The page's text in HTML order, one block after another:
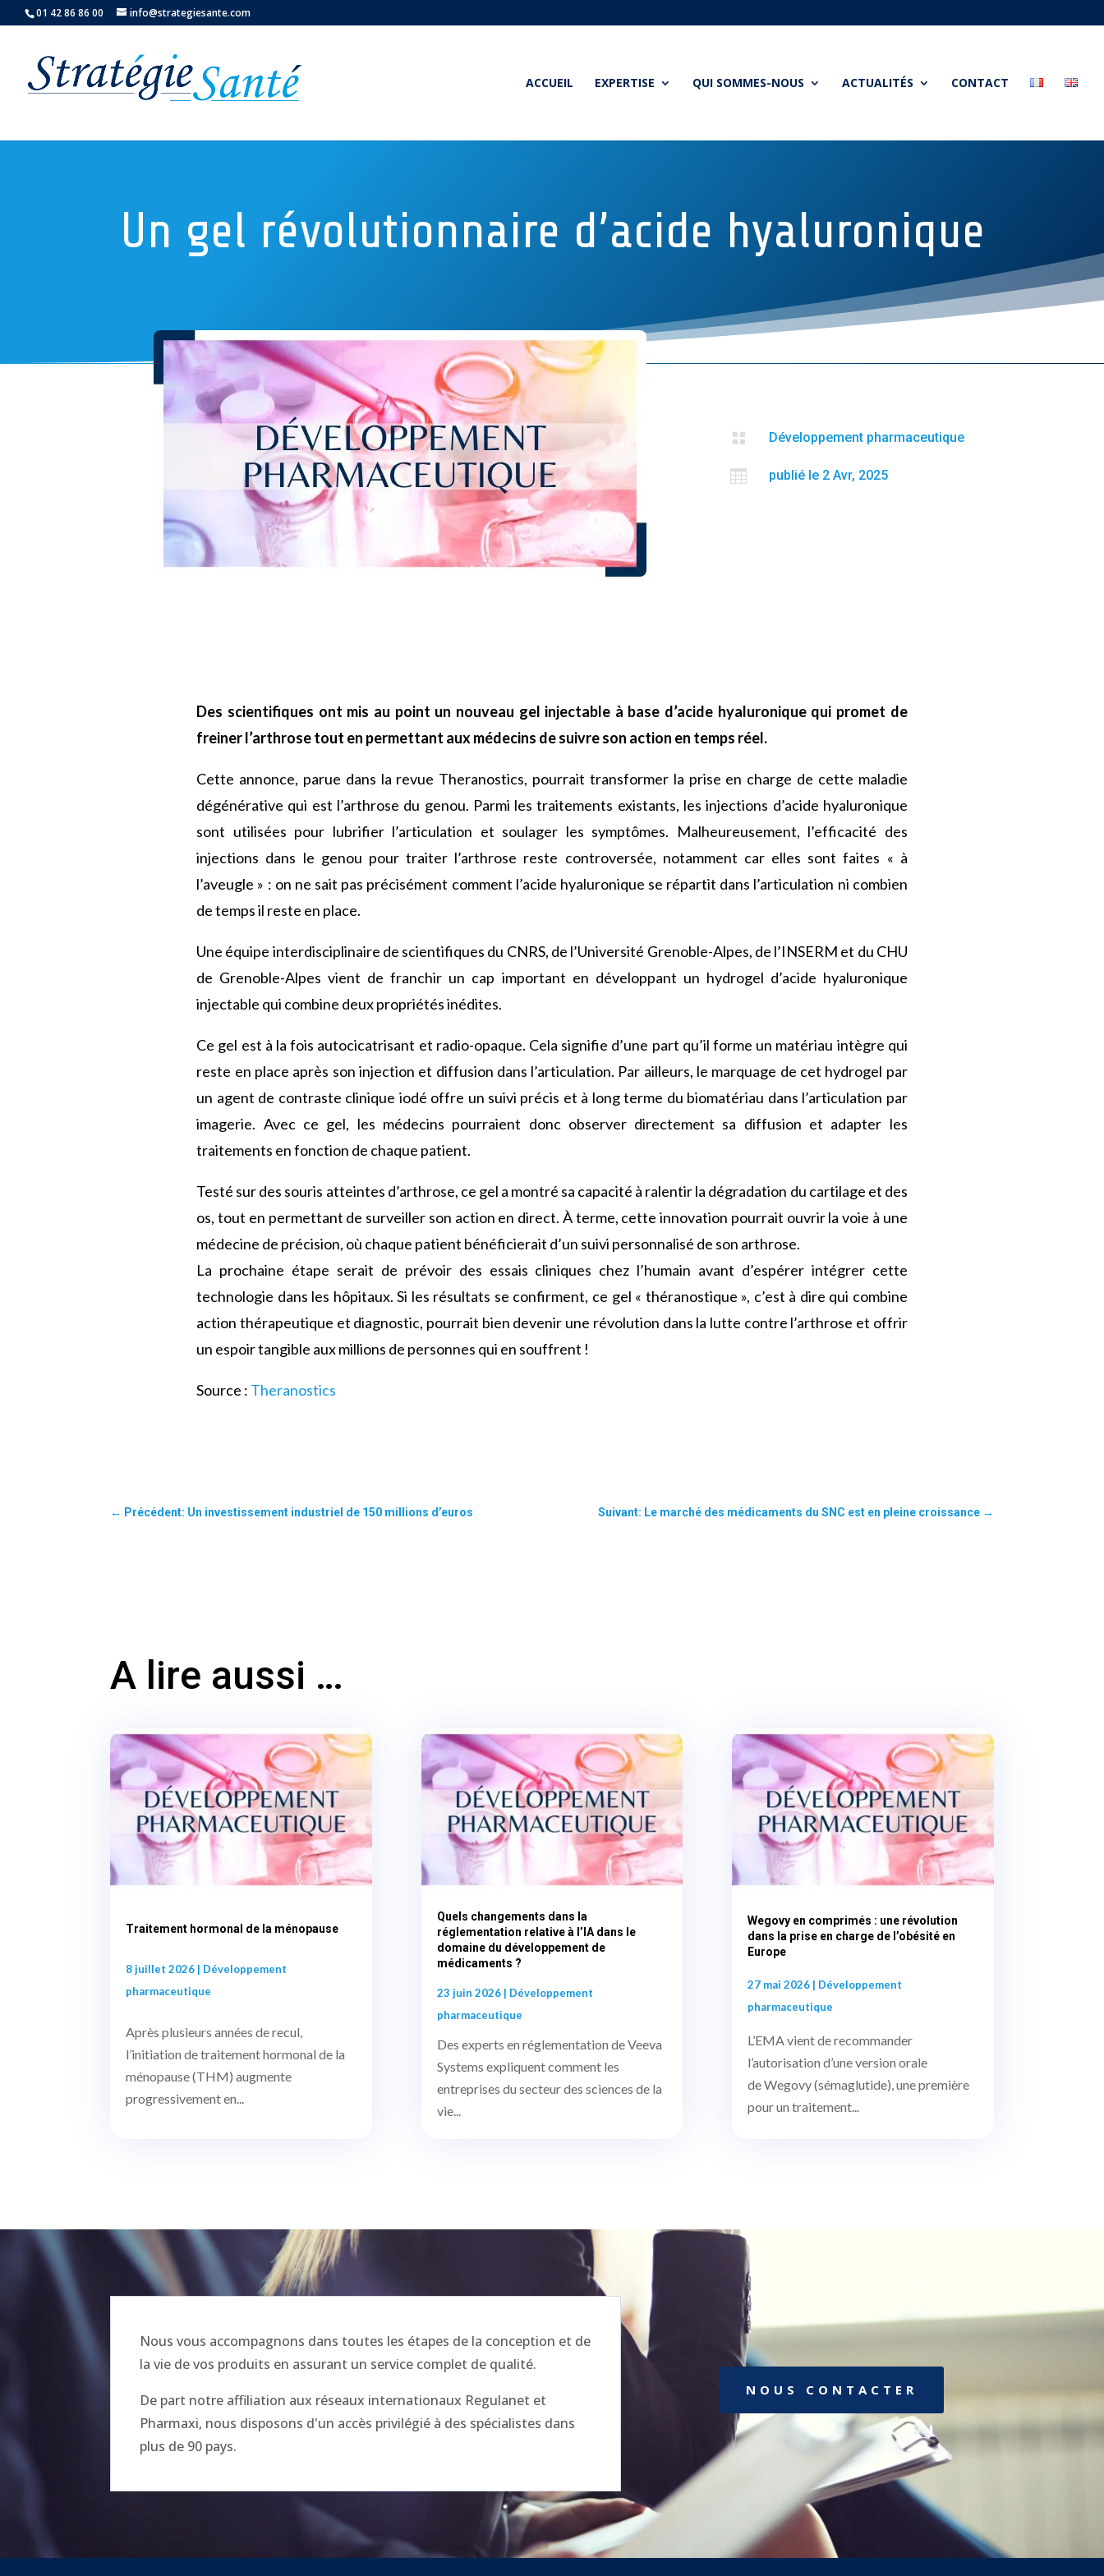
01 42 86 86 00 info@strategiesante.com
ACCUEIL EXPERTISE QUI SOMMES-NOUS ACTUALITÉS CONTACT
Un gel révolutionnaire d’acide hyaluronique
 Développement pharmaceutique
 publié le 2 Avr, 2025
Des scientifiques ont mis au point un nouveau gel injectable à base d’acide hyaluronique qui promet de
freiner l’arthrose tout en permettant aux médecins de suivre son action en temps réel.
Cette annonce, parue dans la revue Theranostics, pourrait transformer la prise en charge de cette maladie
dégénérative qui est l’arthrose du genou. Parmi les traitements existants, les injections d’acide hyaluronique
sont utilisées pour lubrifier l’articulation et soulager les symptômes. Malheureusement, l’efficacité des
injections dans le genou pour traiter l’arthrose reste controversée, notamment car elles sont faites « à
l’aveugle » : on ne sait pas précisément comment l’acide hyaluronique se répartit dans l’articulation ni combien
de temps il reste en place.
Une équipe interdisciplinaire de scientifiques du CNRS, de l’Université Grenoble-Alpes, de l’INSERM et du CHU
de Grenoble-Alpes vient de franchir un cap important en développant un hydrogel d’acide hyaluronique
injectable qui combine deux propriétés inédites.
Ce gel est à la fois autocicatrisant et radio-opaque. Cela signifie d’une part qu’il forme un matériau intègre qui
reste en place après son injection et diffusion dans l’articulation. Par ailleurs, le marquage de cet hydrogel par
un agent de contraste clinique iodé offre un suivi précis et à long terme du biomatériau dans l’articulation par
imagerie. Avec ce gel, les médecins pourraient donc observer directement sa diffusion et adapter les
traitements en fonction de chaque patient.
Testé sur des souris atteintes d’arthrose, ce gel a montré sa capacité à ralentir la dégradation du cartilage et des
os, tout en permettant de surveiller son action en direct. À terme, cette innovation pourrait ouvrir la voie à une
médecine de précision, où chaque patient bénéficierait d’un suivi personnalisé de son arthrose.
La prochaine étape serait de prévoir des essais cliniques chez l’humain avant d’espérer intégrer cette
technologie dans les hôpitaux. Si les résultats se confirment, ce gel « théranostique », c’est à dire qui combine
action thérapeutique et diagnostic, pourrait bien devenir une révolution dans la lutte contre l’arthrose et offrir
un espoir tangible aux millions de personnes qui en souffrent !
Source : Theranostics
← Précédent: Un investissement industriel de 150 millions d’euros Suivant: Le marché des médicaments du SNC est en pleine croissance→
A lire aussi …
Traitement hormonal de la ménopause
8 juillet 2026 | Développement
pharmaceutique
Après plusieurs années de recul,
l’initiation de traitement hormonal de la
ménopause (THM) augmente
progressivement en...
Quels changements dans la
réglementation relative à l’IA dans le
domaine du développement de
médicaments ?
23 juin 2026| Développement
pharmaceutique
Des experts en réglementation de Veeva
Systems expliquent comment les
entreprises du secteur des sciences de la
vie...
Wegovy en comprimés : une révolution
dans la prise en charge de l’obésité en
Europe
27 mai 2026| Développement
pharmaceutique
L’EMA vient de recommander
l’autorisation d’une version orale
de Wegovy (sémaglutide), une première
pour un traitement...
Nous vous accompagnons dans toutes les étapes de la conception et de
la vie de vos produits en assurant un service complet de qualité.
De part notre affiliation aux réseaux internationaux Regulanet et
Pharmaxi, nous disposons d'un accès privilégié à des spécialistes dans
plus de 90 pays.
NOUS CONTACTER